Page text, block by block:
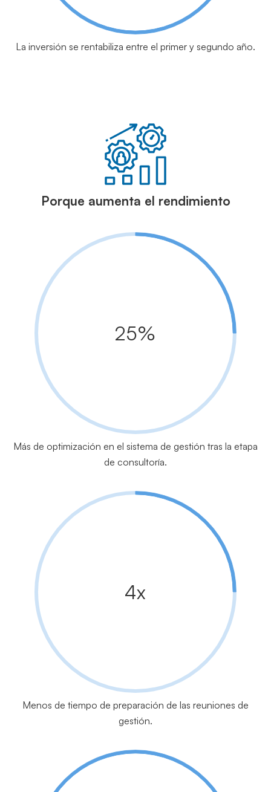
La inversión se rentabiliza entre el primer y segundo año.
Porque aumenta el rendimiento
25%
Más de optimización en el sistema de gestión tras la etapa
de consultoría.
4x
Menos de tiempo de preparación de las reuniones de
gestión.